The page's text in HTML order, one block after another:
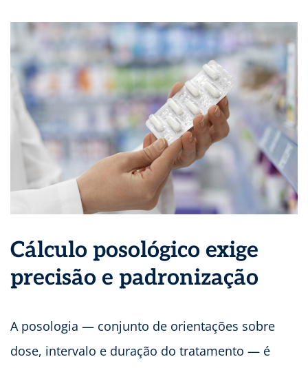
Cálculo posológico exige
precisão e padronização
A posologia — conjunto de orientações sobre
dose, intervalo e duração do tratamento — é